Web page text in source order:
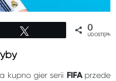
0
kupno gier serii FIFAprzede